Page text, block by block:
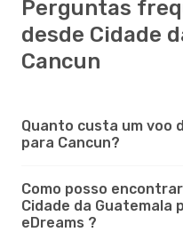
Perguntas
desde Cidade
Cancun
Quanto custa um voo
para Cancun?
Como posso
Cidade da Guatemala
eDreams ?